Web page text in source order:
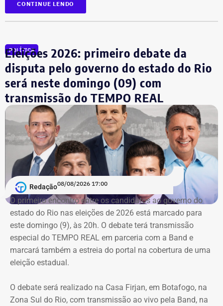
garantindo a continuidade da prestação de serviços com
a emissão de uma nota de empenho parcial inicial no
TCE diz que falhas em outro contrato
contrariam princípio da Lei de
Licitações
A nova prorrogação contratualganha destaque em meio
ao cerco do órgãocontra as contratações do município
com a mesma prestadora de serviços.
Conforme noticiado no último sábado (18), o plenário do
TCE determinou, por unanimidade, que a Prefeitura de
Duque de Caxias anule no prazo de 15 dias o contrato
firmado com a Geo Ambiental para o mesmo fim
(locação de maquinários e equipamentos). Na ocasião, a
Corte ordenou também a suspensão imediata dos
pagamentos decorrentes do acordo milionário, que
ultrapassava R$ 100 milhões.
Montebello Willeman, que apontou uma série de
irregularidades no planejamento da concorrência
CONTINUE LENDO
POLÍTICA
Eleições 2026: primeiro debate da
disputa pelo governo do estado do Rio
será neste domingo (09) com
transmissão do TEMPO REAL
Redação08/08/2026 17:00
O primeiro encontro entre os candidatos ao ⁠governo do
estado do Rio nas eleições de 2026 está marcado para
este domingo (9), às 20h. O debate terá transmissão
especial do TEMPO REAL em parceria com a Band e
marcará também a estreia do portal na cobertura de uma
eleição estadual.
O debate será realizado na Casa Firjan, em Botafogo, na
Zona Sul do Rio, com transmissão ao vivo pela Band, na